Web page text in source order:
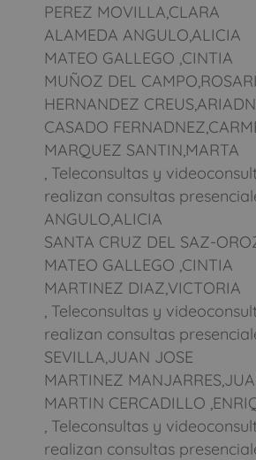
PEREZ MOVILLA,CLARA
ALAMEDA ANGULO,ALICIA
MATEO GALLEGO ,CINTIA
MUÑOZ DEL
HERNANDEZ
CASADO
MARQUEZ SANTIN,MARTA
, Teleconsultas y
realizan consultas
ANGULO,ALICIA
SANTA CRUZ DEL SAZ-
MATEO GALLEGO ,CINTIA
MARTINEZ DIAZ,VICTORIA
, Teleconsultas y
realizan consultas
SEVILLA,JUAN JOSE
MARTINEZ
MARTIN CERCADILLO
, Teleconsultas y
realizan consultas